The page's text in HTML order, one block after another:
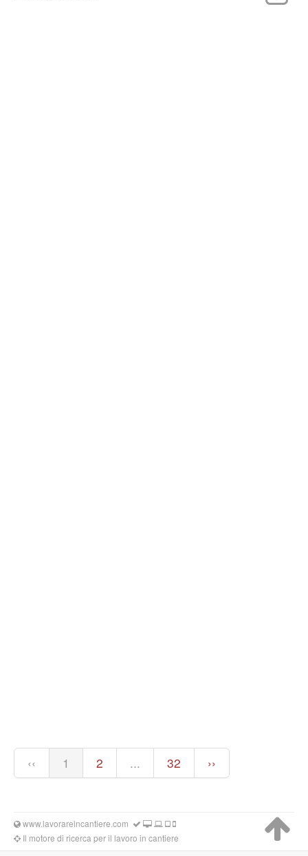
‹‹ 1 2 ... 32 ››
www.lavorareincantiere.com
Il motore di ricerca per il lavoro in cantiere